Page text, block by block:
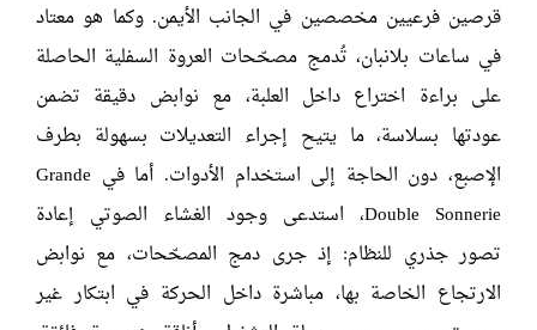
قرصين فرعيين مخصصين في الجانب الأيمن. وكما هو معتاد
في ساعات بلانبان، تُدمج مصحّحات العروة السفلية الحاصلة
على براءة اختراع داخل العلبة، مع نوابض دقيقة تضمن
عودتها بسلاسة، ما يتيح إجراء التعديلات بسهولة بطرف
الإصبع، دون الحاجة إلى استخدام الأدوات. أما في Grande
Double Sonnerie، استدعى وجود الغشاء الصوتي إعادة
تصور جذري للنظام: إذ جرى دمج المصحّحات، مع نوابض
الارتجاع الخاصة بها، مباشرة داخل الحركة في ابتكار غير